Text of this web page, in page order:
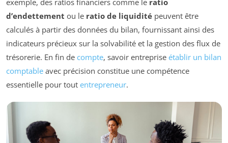
exemple, des ratios financiers comme le ratio
d’endettement ou le ratio de liquidité peuvent être
calculés à partir des données du bilan, fournissant ainsi des
indicateurs précieux sur la solvabilité et la gestion des flux de
trésorerie. En fin de compte, savoir entreprise établir un bilan
comptable avec précision constitue une compétence
essentielle pour tout entrepreneur.